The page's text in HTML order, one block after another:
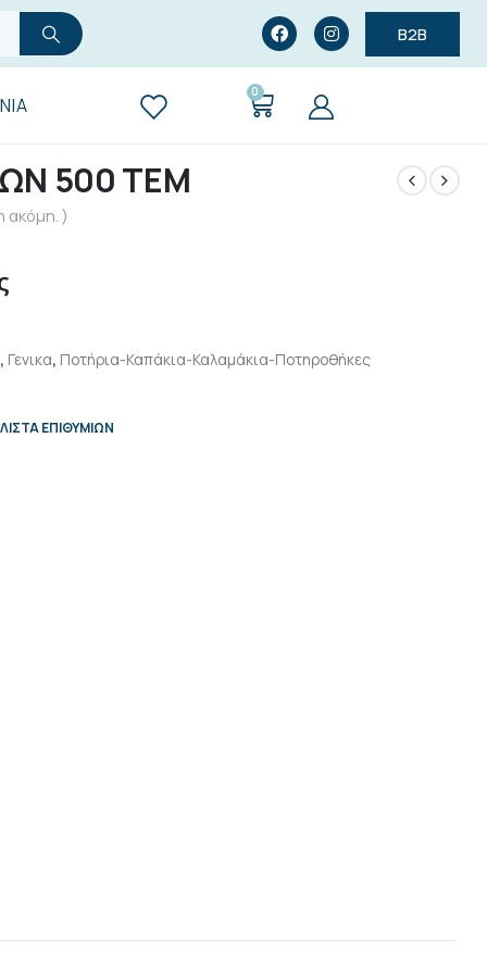
B2B
0
500 ΤΕΜ
ακόμη. )
, Γενικα, Ποτήρια-Καπάκια-Καλαμάκια-Ποτηροθήκες
ΕΠΙΘΥΜΙΏΝ